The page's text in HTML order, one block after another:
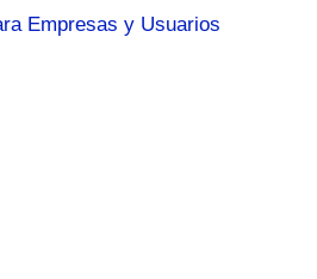
Empresas y Usuarios